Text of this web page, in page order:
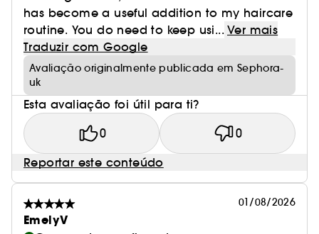
has become a useful addition to my haircare
routine. You do need to keep usi... Ver mais
Traduzir com Google
Avaliação originalmente publicada em Sephora-
uk
Esta avaliação foi útil para ti?
0 0
Reportar este conteúdo
01/08/2026
EmelyV